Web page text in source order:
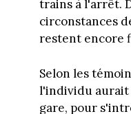
trains à l'arrêt.
circonstances
restent encore
Selon les
l'individu aurait
gare, pour